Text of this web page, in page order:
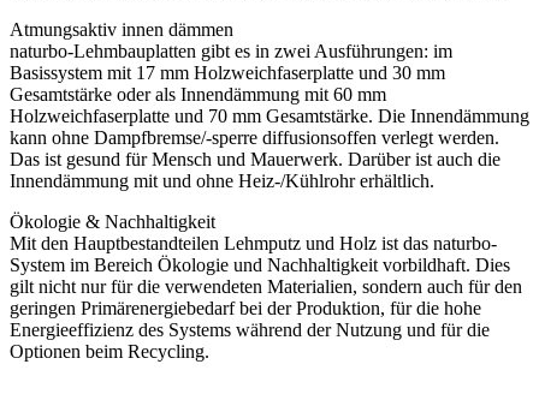
Atmungsaktiv innen dämmen
naturbo-Lehmbauplatten gibt es in zwei Ausführungen: im
Basissystem mit 17 mm Holzweichfaserplatte und 30 mm
Gesamtstärke oder als Innendämmung mit 60 mm
Holzweichfaserplatte und 70 mm Gesamtstärke. Die Innendämmung
kann ohne Dampfbremse/-sperre diffusionsoffen verlegt werden.
Das ist gesund für Mensch und Mauerwerk. Darüber ist auch die
Innendämmung mit und ohne Heiz-/Kühlrohr erhältlich.
Ökologie & Nachhaltigkeit
Mit den Hauptbestandteilen Lehmputz und Holz ist das naturbo-
System im Bereich Ökologie und Nachhaltigkeit vorbildhaft. Dies
gilt nicht nur für die verwendeten Materialien, sondern auch für den
geringen Primärenergiebedarf bei der Produktion, für die hohe
Energieeffizienz des Systems während der Nutzung und für die
Optionen beim Recycling.